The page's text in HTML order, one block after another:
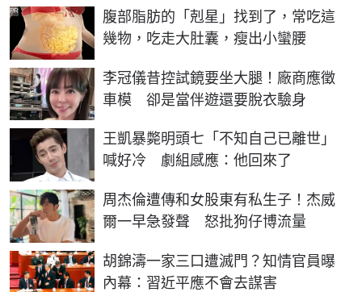
腹部脂肪的「剋星」找到了，常吃這
幾物，吃走大肚囊，瘦出小蠻腰
PR
李冠儀昔控試鏡要坐大腿！廠商應徵
車模 卻是當伴遊還要脫衣驗身
王凱暴斃明頭七「不知自己已離世」
喊好冷 劇組感應：他回來了
周杰倫遭傳和女股東有私生子！杰威
爾一早急發聲 怒批狗仔博流量
胡錦濤一家三口遭滅門？知情官員曝
內幕：習近平應不會去謀害